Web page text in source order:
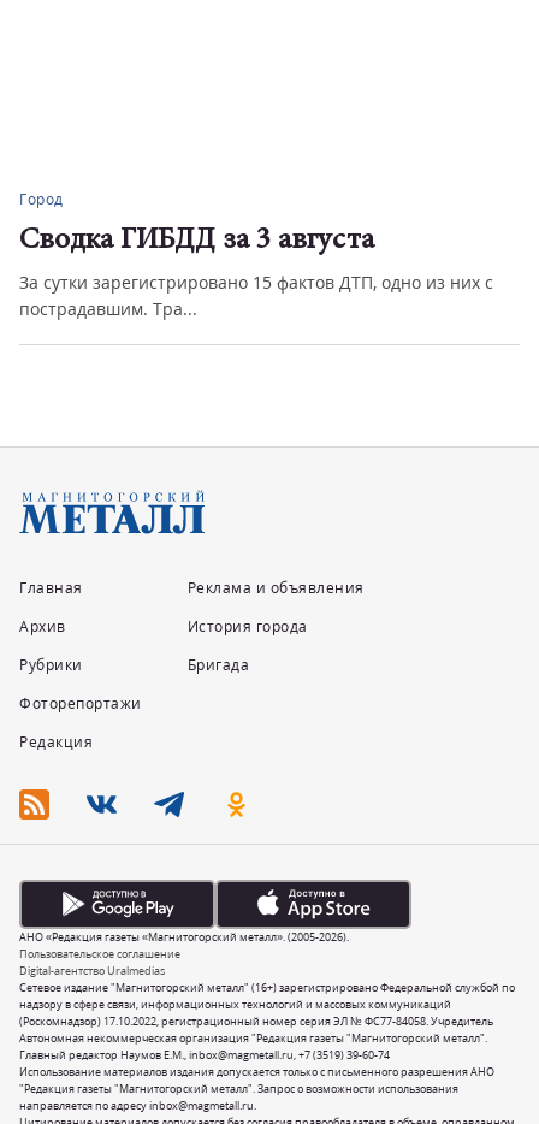
Город
Сводка ГИБДД за 3 августа
За сутки зарегистрировано 15 фактов ДТП, одно из них с
пострадавшим. Тра...
Главная
Архив
Рубрики
Фоторепортажи
Редакция
Реклама и объявления
История города
Бригада
Сетевое издание "Магнитогорский металл" (16+) зарегистрировано Федеральной службой по
надзору в сфере связи, информационных технологий и массовых коммуникаций
(Роскомнадзор) 17.10.2022, регистрационный номер серия ЭЛ № ФС77-84058. Учредитель
Автономная некоммерческая организация "Редакция газеты "Магнитогорский металл".
Главный редактор Наумов Е.М.,inbox@magmetall.ru,+7 (3519) 39-60-74
Использование материалов издания допускается только с письменного разрешения АНО
"Редакция газеты "Магнитогорский металл". Запрос о возможности использования
направляется по адресуinbox@magmetall.ru.
Пользовательское соглашение
Digital-агентство Uralmedias
АНО «Редакция газеты «Магнитогорский металл». (2005-2026).